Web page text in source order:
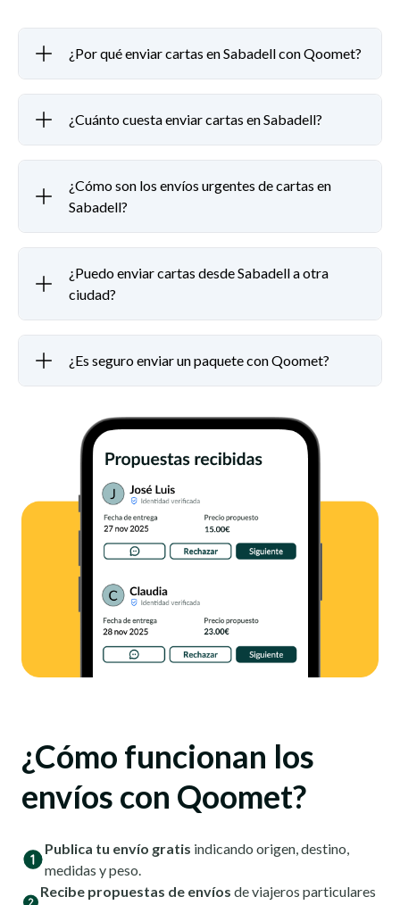
¿Por qué enviar cartas en Sabadell con Qoomet?
¿Cuánto cuesta enviar cartas en Sabadell?
¿Cómo son los envíos urgentes de cartas en
Sabadell?
¿Puedo enviar cartas desde Sabadell a otra
ciudad?
¿Es seguro enviar un paquete con Qoomet?
¿Cómo funcionan los
envíos con Qoomet?
Publica tu envío gratis indicando origen, destino,
medidas y peso.
Recibe propuestas de envíos de viajeros particulares